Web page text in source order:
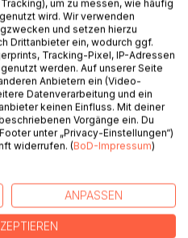
Inspirationen in Erscheinung,
und der Blick für die
Abenteuers.
um zu messen, wie häufig
wird. Wir verwenden
und setzen hierzu
Drittanbieter ein, wodurch ggf.
Tracking-Pixel, IP-Adressen
werden. Auf unserer Seite
Anbietern ein (Video-
Datenverarbeitung und ein
keinen Einfluss. Mit deiner
Vorgänge ein. Du
unter „Privacy-Einstellungen“)
widerrufen. (BoD-Impressum)
ANPASSEN